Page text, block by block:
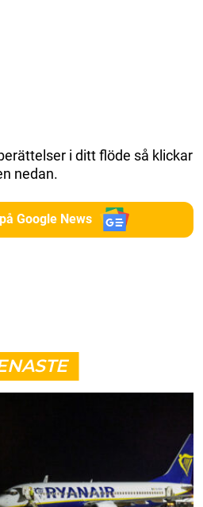
i ditt flöde så klickar
nedan.
Google News